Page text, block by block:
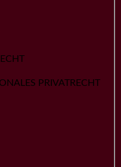
PRIVATRECHT